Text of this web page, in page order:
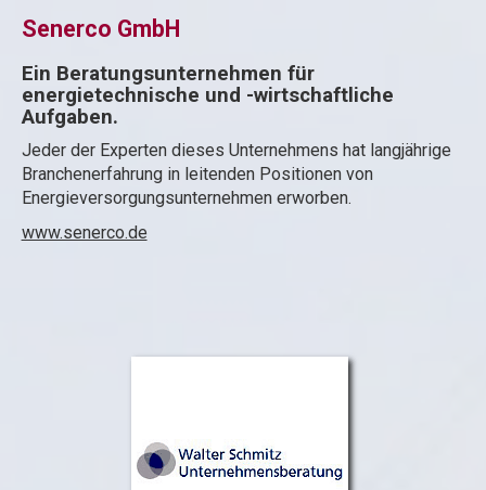
Senerco GmbH
Ein Beratungsunternehmen für
energietechnische und -wirtschaftliche
Aufgaben.
Jeder der Experten dieses Unternehmens hat langjährige
Branchenerfahrung in leitenden Positionen von
Energieversorgungsunternehmen erworben.
www.senerco.de